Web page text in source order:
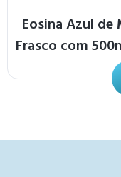
Eosina Azul
Frasco com